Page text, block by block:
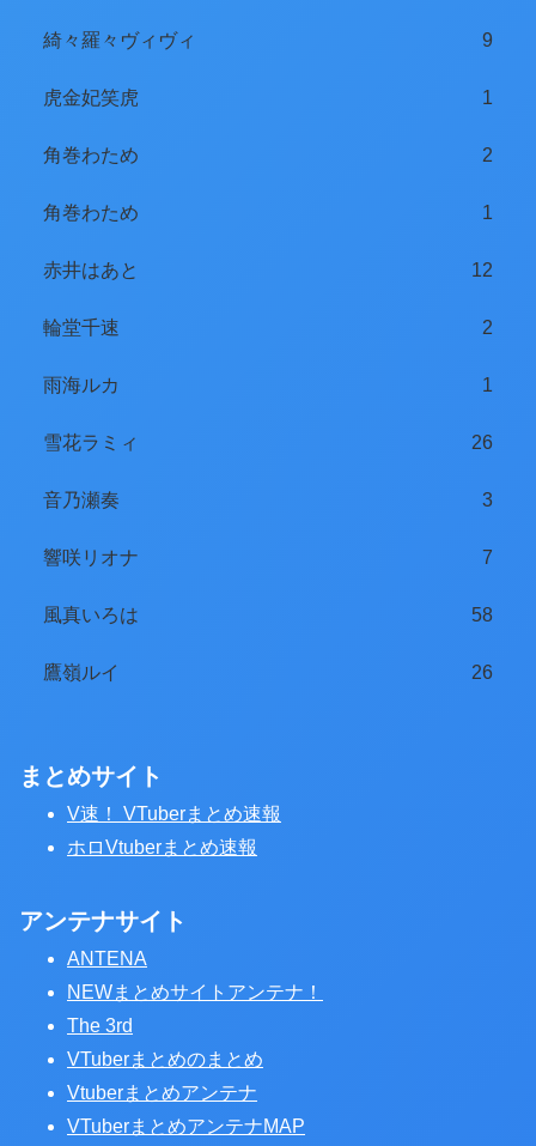
綺々羅々ヴィヴィ 9
虎金妃笑虎 1
角巻わため 2
角巻わため 1
赤井はあと 12
輪堂千速 2
雨海ルカ 1
雪花ラミィ 26
音乃瀬奏 3
響咲リオナ 7
風真いろは 58
鷹嶺ルイ 26
まとめサイト
V速！ VTuberまとめ速報
ホロVtuberまとめ速報
アンテナサイト
ANTENA
NEWまとめサイトアンテナ！
The 3rd
VTuberまとめのまとめ
Vtuberまとめアンテナ
VTuberまとめアンテナMAP